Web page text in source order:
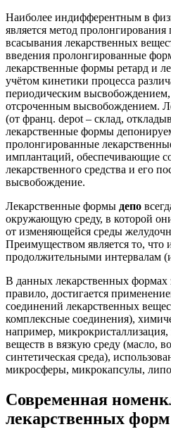
Наиболее индифферентным в
является метод пролонгирования
всасывания лекарственных
введения пролонгированные
лекарственные формы ретард и
учётом кинетики процесса
периодическим
отсроченным высвобождением.
(от франц. depot – склад,
лекарственные формы
пролонгированные
имплантаций, обеспечивающие
лекарственного средства и его
высвобождение.
Лекарственные формы депо
окружающую среду, в которой
от изменяющейся среды
Преимуществом является то, что
продолжительными интервалам
В данных лекарственных формах
правило, достигается
соединений лекарственных
комплексные соединения),
например,
веществ в вязкую среду (масло,
синтетическая среда),
микросферы, микрокапсулы,
Современная
лекарственных